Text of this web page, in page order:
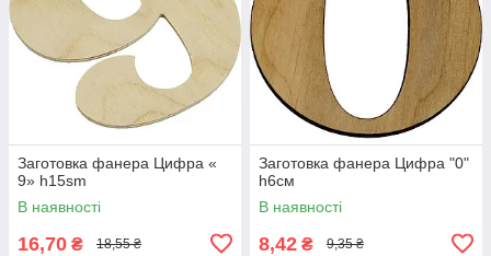
Заготовка фанера Цифра «
9» h15sm
В наявності
16,70 ₴ 18,55 ₴
Заготовка фанера Цифра "0"
h6cм
В наявності
8,42 ₴ 9,35 ₴